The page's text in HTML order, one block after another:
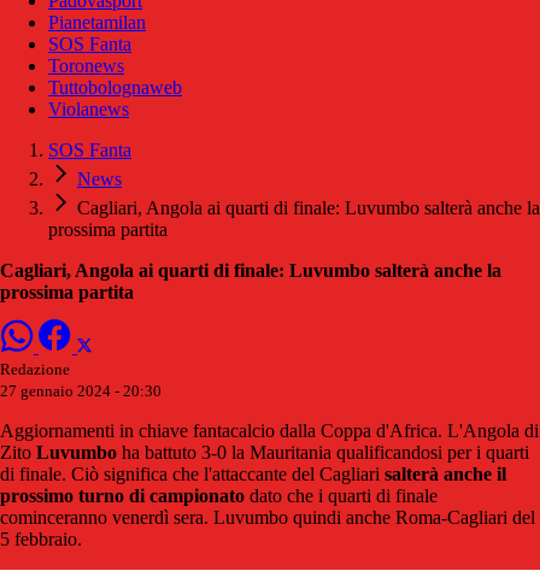
Pianetamilan
SOS Fanta
Toronews
Tuttobolognaweb
Violanews
SOS Fanta
News
Cagliari, Angola ai quarti di finale: Luvumbo salterà anche la
prossima partita
Cagliari, Angola ai quarti di finale: Luvumbo salterà anche la
prossima partita
Redazione
27 gennaio 2024 - 20:30
Aggiornamenti in chiave fantacalcio dalla Coppa d'Africa. L'Angola di
Zito Luvumbo ha battuto 3-0 la Mauritania qualificandosi per i quarti
di finale. Ciò significa che l'attaccante del Cagliari salterà anche il
prossimo turno di campionato dato che i quarti di finale
cominceranno venerdì sera. Luvumbo quindi anche Roma-Cagliari del
5 febbraio.